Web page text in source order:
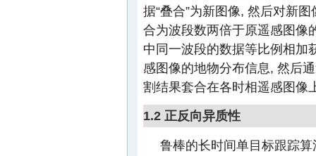
据“叠合”为新图像, 然后对新
合为波段数两倍于原遥感图像
中同一波段的数据等比例相加
感图像的地物分布信息, 然后
割结果套合在各时相遥感图像
1.2 正反向异质性
鲁棒的长时间单目标跟踪